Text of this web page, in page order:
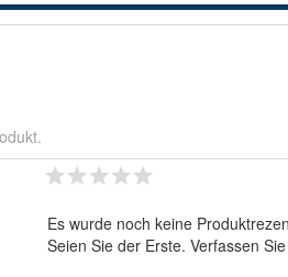
Es wurde noch keine
Seien Sie der Erste. Verfassen